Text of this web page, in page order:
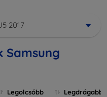
2017
Samsung
Legolcsóbb Legdrágabb